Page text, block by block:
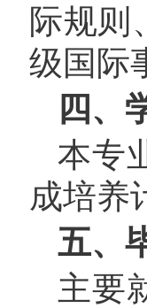
际规则
级国际
四、
本专
成培养
五、
主要